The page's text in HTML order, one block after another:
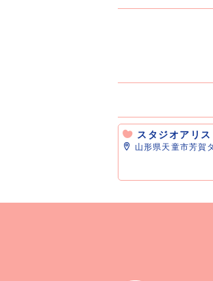
スタジオアリ
山形県天童市芳賀